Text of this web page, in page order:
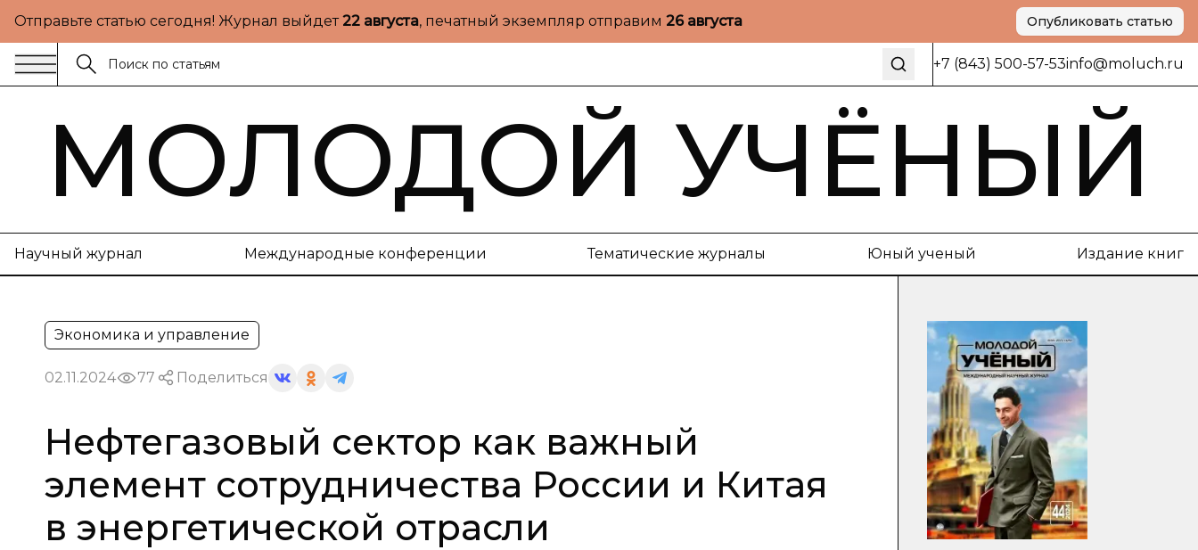
Отправьте статью сегодня! Журнал выйдет22 августа, печатный экземпляр отправим 26 августа Опубликовать статью
+7 (843) 500-57-53info@moluch.ru
МОЛОДОЙ УЧЁНЫЙ
Научный журнал Международные конференции Тематические журналы Юный ученый Издание книг
Экономика и управление
02.11.2024 77 Поделиться
Нефтегазовый сектор как важный
элемент сотрудничества России и Китая
в энергетической отрасли